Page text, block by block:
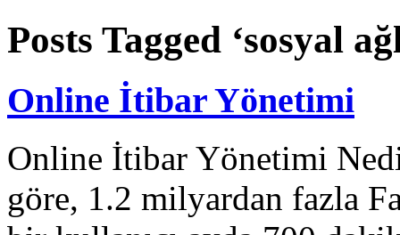
Posts Tagged ‘sosyal
Online İtibar Yönetimi
Online İtibar Yönetimi
göre, 1.2 milyardan fazla